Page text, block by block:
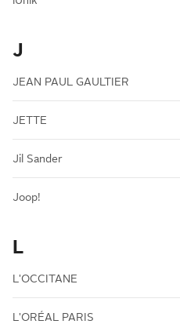
J
JEAN PAUL GAULTIER
JETTE
Jil Sander
Joop!
L
L'OCCITANE
L'ORÉAL PARIS